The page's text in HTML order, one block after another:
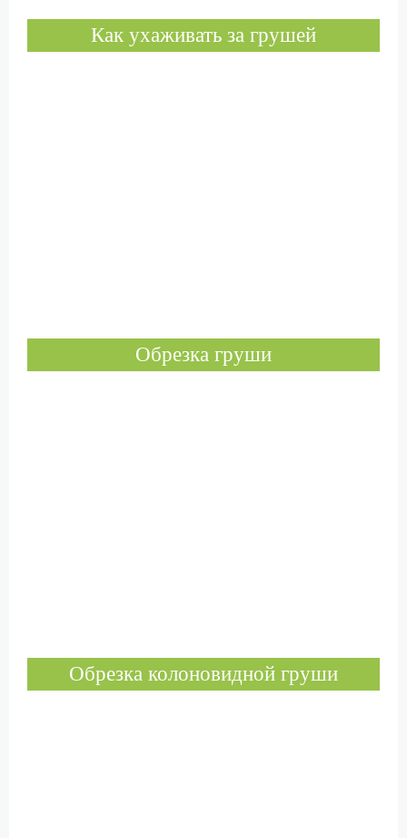
Как ухаживать за грушей
Обрезка груши
Обрезка колоновидной груши